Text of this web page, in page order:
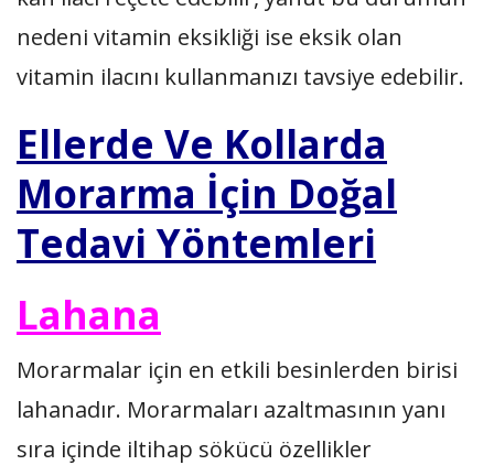
nedeni vitamin eksikliği ise eksik olan
vitamin ilacını kullanmanızı tavsiye edebilir.
Ellerde Ve Kollarda
Morarma İçin Doğal
Tedavi Yöntemleri
Lahana
Morarmalar için en etkili besinlerden birisi
lahanadır. Morarmaları azaltmasının yanı
sıra içinde iltihap sökücü özellikler